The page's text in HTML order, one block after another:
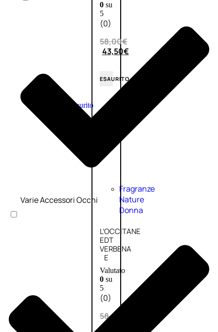
0su
5
(0)
58,00€
43,50€
ESAURITO
Esaurito
Fragranze
Nature
Donna
L’OCCITANE
EDT
VERBENA
E
Valutato
0su
5
(0)
58,00
43,50
Varie Accessori Occhi